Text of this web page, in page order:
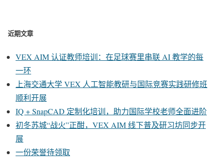
近期文章
VEX AIM 认证教师培训：在足球赛里串联 AI 教学的每
一环
上海交通大学 VEX 人工智能教研与国际竞赛实践研修班
顺利开展
IQ + SnapCAD 定制化培训，助力国际学校老师全面进阶
初冬苏城“战火”正酣，VEX AIM 线下普及研习坊同步开
展
一份荣誉待领取